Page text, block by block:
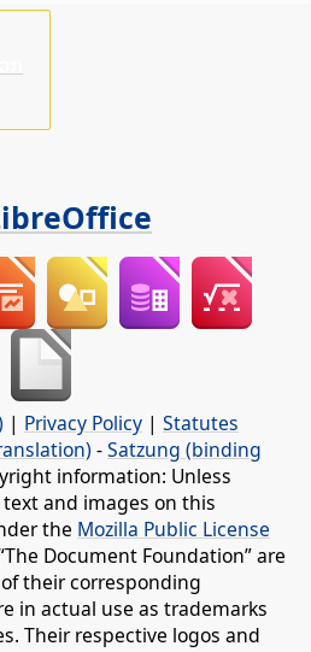
| Privacy Policy | Statutes
-Satzung (binding
information: Unless
and images on this
the Mozilla Public License
Document Foundation” are
their corresponding
in actual use as trademarks
Their respective logos and